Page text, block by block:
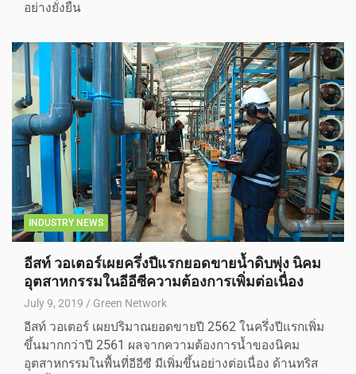
อย่างยั่งยืน
INDUSTRY NEWS
อีสท์ วอเตอร์เผยครึ่งปีแรกยอดขายน้ำดิบพุ่ง นิคม
อุตสาหกรรมในอีอีซีความต้องการเพิ่มต่อเนื่อง
July 9, 2019 Green Network
อีสท์ วอเตอร์ เผยปริมาณยอดขายปี 2562 ในครึ่งปีแรกเพิ่ม
ขึ้นมากกว่าปี 2561 ผลจากความต้องการน้ำของนิคม
อุตสาหกรรมในพื้นที่อีอีซี มีเพิ่มขึ้นอย่างต่อเนื่อง ด้านทริส